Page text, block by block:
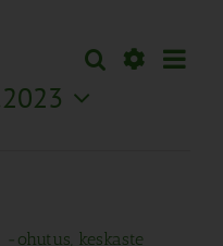
Sündmused
Search
Otsi
-ohutus, keskaste